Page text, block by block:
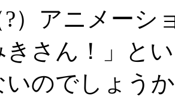
?）アニメー
きさん！」と
いのでしょう